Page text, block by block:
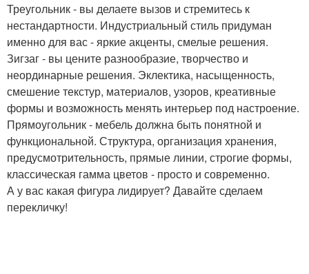
Треугольник - вы делаете вызов и стремитесь к
нестандартности. Индустриальный стиль придуман
именно для вас - яркие акценты, смелые решения.
Зигзаг - вы цените разнообразие, творчество и
неординарные решения. Эклектика, насыщенность,
смешение текстур, материалов, узоров, креативные
формы и возможность менять интерьер под настроение.
Прямоугольник - мебель должна быть понятной и
функциональной. Структура, организация хранения,
предусмотрительность, прямые линии, строгие формы,
классическая гамма цветов - просто и современно.
А у вас какая фигура лидирует? Давайте сделаем
перекличку!